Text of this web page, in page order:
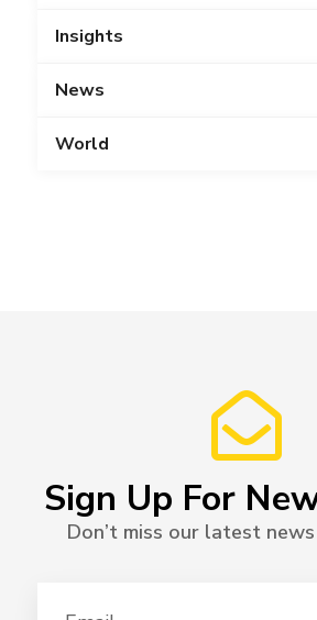
Insights
News
World
Sign Up For
Don’t miss our latest